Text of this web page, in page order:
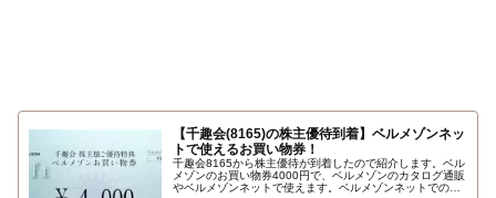
【千趣会(8165)の株主優待到着】ベルメゾンネッ
トで使えるお買い物券！
千趣会8165から株主優待が到着したので紹介します。ベル
メゾンのお買い物券4000円で、ベルメゾンのカタログ通販
やベルメゾンネットで使えます。ベルメゾンネットでの使